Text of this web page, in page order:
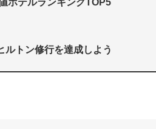
ルトン修行を達成しよう